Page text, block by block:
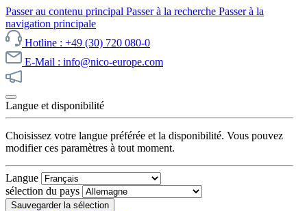
Passer au contenu principal Passer à la recherche Passer à la
navigation principale
Hotline : +49 (30) 720 080-0
E-Mail : info@nico-europe.com
Langue et disponibilité
Choisissez votre langue préférée et la disponibilité. Vous pouvez
modifier ces paramètres à tout moment.
Langue
sélection du pays
Sauvegarder la sélection